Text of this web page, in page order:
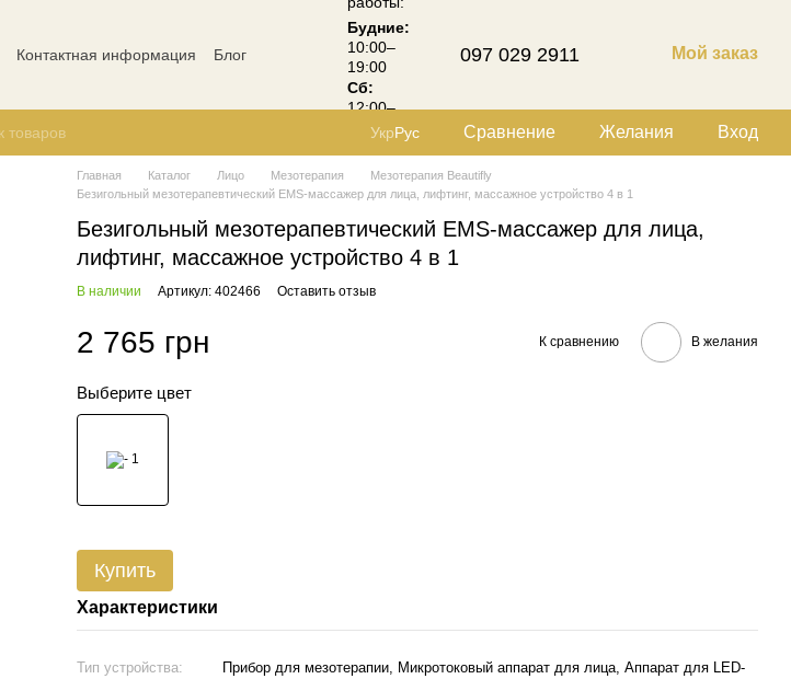
Контактная информация
Блог
Будние:
10:00–
19:00
Сб:
12:00–
18:00
097 029 2911 Мой заказ
УкрРус Сравнение Желания Вход
Главная Каталог Лицо Мезотерапия
Мезотерапия Beautifly
Безигольный мезотерапевтический EMS-массажер для лица, лифтинг, массажное устройство 4 в 1
Безигольный мезотерапевтический EMS-массажер для лица,
лифтинг, массажное устройство 4 в 1
В наличии Артикул: 402466 Оставить отзыв
2 765 грн К сравнению В желания
Выберите цвет
Купить
Характеристики
Тип устройства:
Прибор для мезотерапии, Микротоковый аппарат для лица, Аппарат для LED-